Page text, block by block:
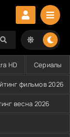
HD Сериалы
фильмов 2026
весна 2026